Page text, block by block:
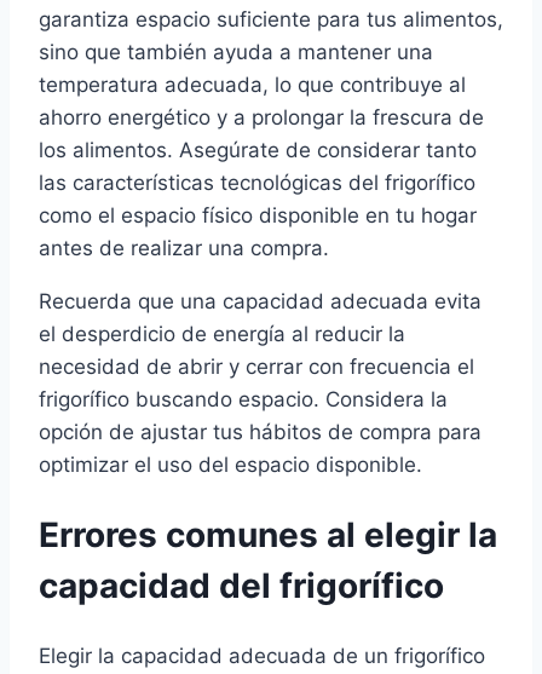
garantiza espacio suficiente para tus alimentos,
sino que también ayuda a mantener una
temperatura adecuada, lo que contribuye al
ahorro energético y a prolongar la frescura de
los alimentos. Asegúrate de considerar tanto
las características tecnológicas del frigorífico
como el espacio físico disponible en tu hogar
antes de realizar una compra.
Recuerda que una capacidad adecuada evita
el desperdicio de energía al reducir la
necesidad de abrir y cerrar con frecuencia el
frigorífico buscando espacio. Considera la
opción de ajustar tus hábitos de compra para
optimizar el uso del espacio disponible.
Errores comunes al elegir la
capacidad del frigorífico
Elegir la capacidad adecuada de un frigorífico